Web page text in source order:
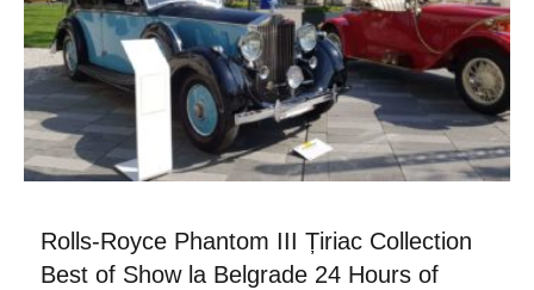
Rolls-Royce Phantom III Țiriac Collection
Best of Show la Belgrade 24 Hours of